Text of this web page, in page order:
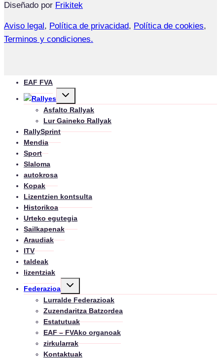
Diseñado por Frikitek
Aviso legal, Política de privacidad, Política de cookies,
Terminos y condiciones.
EAF FVA
Rallyes
Toggle
child
menu
Asfalto Rallyak
Lur Gaineko Rallyak
RallySprint
Mendia
Sport
Slaloma
autokrosa
Kopak
Lizentzien kontsulta
Historikoa
Urteko egutegia
Sailkapenak
Araudiak
ITV
taldeak
lizentziak
Federazioa
Toggle
child
menu
Lurralde Federazioak
Zuzendaritza Batzordea
Estatutuak
EAF – FVAko organoak
zirkularrak
Kontaktuak